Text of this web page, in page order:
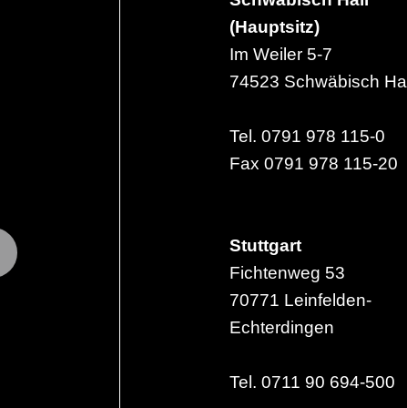
(Hauptsitz)
Im Weiler 5-7
74523 Schwäbisch Hall
Tel. 0791 978 115-0
Fax 0791 978 115-20
Stuttgart
Fichtenweg 53
70771 Leinfelden-
Echterdingen
Tel. 0711 90 694-500